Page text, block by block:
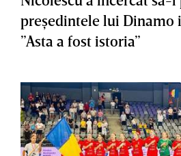
preşedintele lui Dinamo
”Asta a fost istoria”